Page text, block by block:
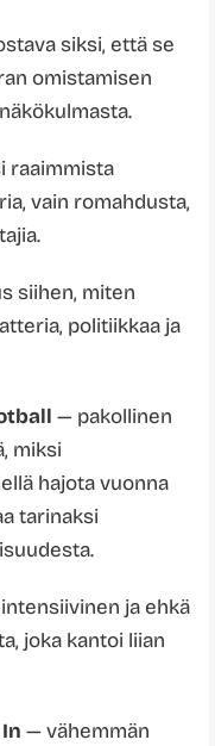
siksi, että se
omistamisen
raaimmista
vain romahdusta,
siihen, miten
politiikkaa ja
— pakollinen
miksi
hajota vuonna
tarinaksi
ja ehkä
joka kantoi liian
— vähemmän